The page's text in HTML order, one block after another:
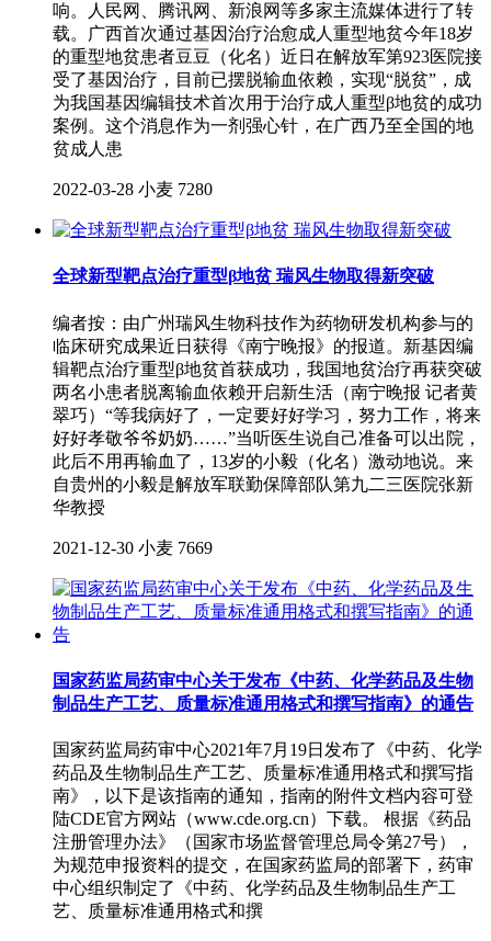
响。人民网、腾讯网、新浪网等多家主流媒体进行了转
载。广西首次通过基因治疗治愈成人重型地贫今年18岁
的重型地贫患者豆豆（化名）近日在解放军第923医院接
受了基因治疗，目前已摆脱输血依赖，实现“脱贫”，成
为我国基因编辑技术首次用于治疗成人重型β地贫的成功
案例。这个消息作为一剂强心针，在广西乃至全国的地
贫成人患
2022-03-28 小麦 7280
全球新型靶点治疗重型β地贫 瑞风生物取得新突破
编者按：由广州瑞风生物科技作为药物研发机构参与的
临床研究成果近日获得《南宁晚报》的报道。新基因编
辑靶点治疗重型β地贫首获成功，我国地贫治疗再获突破
两名小患者脱离输血依赖开启新生活（南宁晚报 记者黄
翠巧）“等我病好了，一定要好好学习，努力工作，将来
好好孝敬爷爷奶奶……”当听医生说自己准备可以出院，
此后不用再输血了，13岁的小毅（化名）激动地说。来
自贵州的小毅是解放军联勤保障部队第九二三医院张新
华教授
2021-12-30 小麦 7669
国家药监局药审中心关于发布《中药、化学药品及生物
制品生产工艺、质量标准通用格式和撰写指南》的通告
国家药监局药审中心2021年7月19日发布了《中药、化学
药品及生物制品生产工艺、质量标准通用格式和撰写指
南》，以下是该指南的通知，指南的附件文档内容可登
陆CDE官方网站（www.cde.org.cn）下载。 根据《药品
注册管理办法》（国家市场监督管理总局令第27号），
为规范申报资料的提交，在国家药监局的部署下，药审
中心组织制定了《中药、化学药品及生物制品生产工
艺、质量标准通用格式和撰